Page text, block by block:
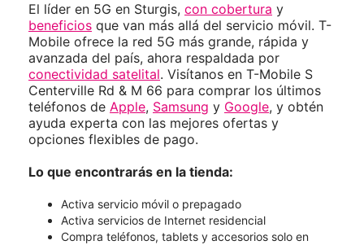
El líder en 5G en Sturgis, con cobertura y
beneficios que van más allá del servicio móvil. T-
Mobile ofrece la red 5G más grande, rápida y
avanzada del país, ahora respaldada por
conectividad satelital. Visítanos en T-Mobile S
Centerville Rd & M 66 para comprar los últimos
teléfonos de Apple, Samsung y Google, y obtén
ayuda experta con las mejores ofertas y
opciones flexibles de pago.
Lo que encontrarás en la tienda:
Activa servicio móvil o prepagado
Activa servicios de Internet residencial
Compra teléfonos, tablets y accesorios solo en